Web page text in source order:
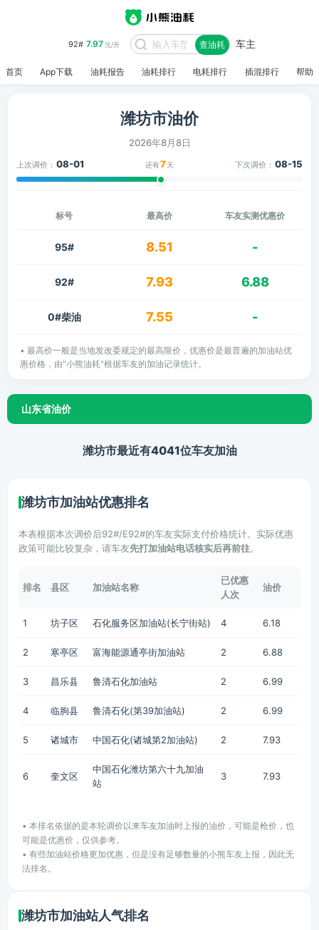
92# 7.97元/升 查油耗 车主
首页 App下载 油耗报告 油耗排行 电耗排行 插混排行 帮助
潍坊市油价
2026年8月8日
上次调价： 08-01 还有7天 下次调价： 08-15
标号 最高价 车友实测优惠价
95# 8.51 -
92# 7.93 6.88
0#柴油 7.55 -
• 最高价一般是当地发改委规定的最高限价，优惠价是最普遍的加油站优
惠价格，由"小熊油耗"根据车友的加油记录统计。
山东省油价
潍坊市最近有4041位车友加油
潍坊市加油站优惠排名
本表根据本次调价后92#/E92#的车友实际支付价格统计。实际优惠
政策可能比较复杂，请车友先打加油站电话核实后再前往。
排名 县区 加油站名称
已优惠
人次
油价
1 坊子区 石化服务区加油站(长宁街站) 4 6.18
2 寒亭区 富海能源通亭街加油站 2 6.88
3 昌乐县 鲁清石化加油站 2 6.99
4 临朐县 鲁清石化(第39加油站) 2 6.99
5 诸城市 中国石化(诸城第2加油站) 2 7.93
6 奎文区
中国石化潍坊第六十九加油
站
3 7.93
• 本排名依据的是本轮调价以来车友加油时上报的油价，可能是枪价，也
可能是优惠价，仅供参考。
• 有些加油站价格更加优惠，但是没有足够数量的小熊车友上报，因此无
法排名。
潍坊市加油站人气排名